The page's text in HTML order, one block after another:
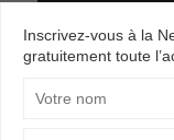
Inscrivez-vous à la
gratuitement toute